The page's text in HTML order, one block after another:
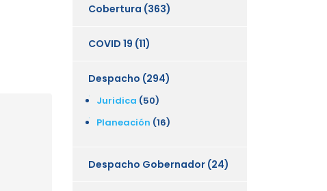
Cobertura (363)
COVID 19 (11)
Despacho (294)
Juridica (50)
Planeación (16)
Despacho Gobernador (24)